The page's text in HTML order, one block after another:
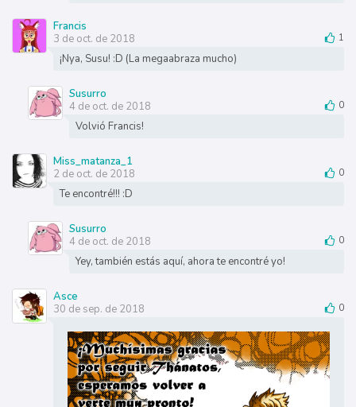
Francis
3 de oct. de 2018
1
¡Nya, Susu! :D (La megaabraza mucho)
Susurro
4 de oct. de 2018
0
Volvió Francis!
Miss_matanza_1
2 de oct. de 2018
0
Te encontré!!! :D
Susurro
4 de oct. de 2018
0
Yey, también estás aquí, ahora te encontré yo!
Asce
30 de sep. de 2018
0